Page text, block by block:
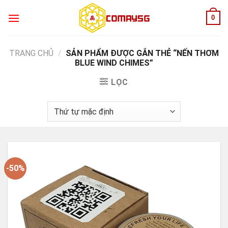
0
TRANG CHỦ / SẢN PHẨM ĐƯỢC GẮN THẺ “NẾN THƠM
BLUE WIND CHIMES”
LỌC
-50%